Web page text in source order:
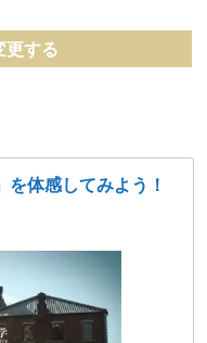
更する
を体感してみよう！